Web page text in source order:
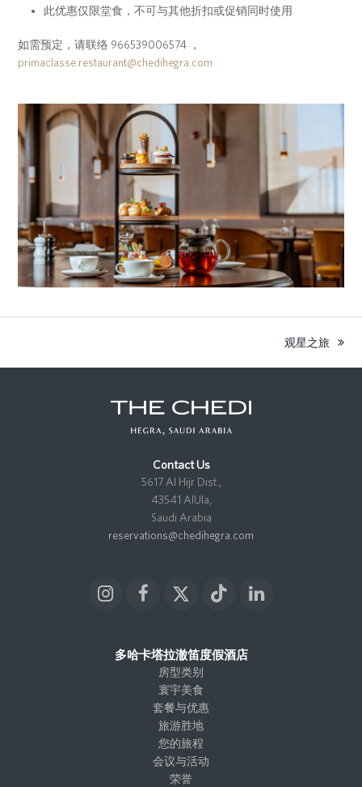
此优惠仅限堂食，不可与其他折扣或促销同时使用
如需预定，请联络 966539006574 ，
primaclasse.restaurant@chedihegra.com
next
post:
观星之旅
Contact Us
5617 Al Hijr Dist.,
43541 AlUla,
Saudi Arabia
reservations@chedihegra.com
I
F
e
X
i
t
t
e
r
T
t
L
多哈卡塔拉澈笛度假酒店
房型类别
寰宇美食
套餐与优惠
旅游胜地
您的旅程
会议与活动
荣誉